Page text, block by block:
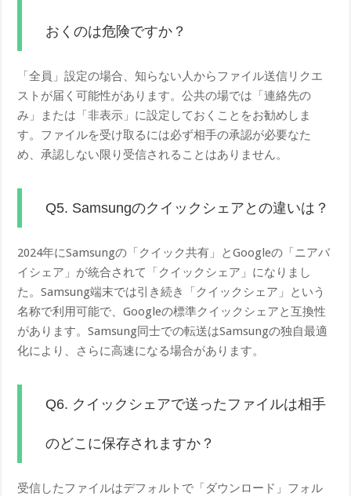
おくのは危険ですか？
「全員」設定の場合、知らない人からファイル送信リクエ
ストが届く可能性があります。公共の場では「連絡先の
み」または「非表示」に設定しておくことをお勧めしま
す。ファイルを受け取るには必ず相手の承認が必要なた
め、承認しない限り受信されることはありません。
Q5. Samsungのクイックシェアとの違いは？
2024年にSamsungの「クイック共有」とGoogleの「ニアバ
イシェア」が統合されて「クイックシェア」になりまし
た。Samsung端末では引き続き「クイックシェア」という
名称で利用可能で、Googleの標準クイックシェアと互換性
があります。Samsung同士での転送はSamsungの独自最適
化により、さらに高速になる場合があります。
Q6. クイックシェアで送ったファイルは相手
のどこに保存されますか？
受信したファイルはデフォルトで「ダウンロード」フォル